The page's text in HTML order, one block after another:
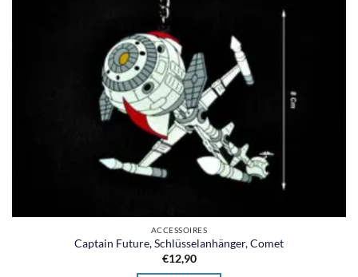
ACCESSOIRES
Captain Future, Schlüsselanhänger, Comet
€12,90